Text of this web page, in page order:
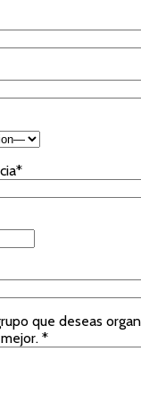
que deseas
*